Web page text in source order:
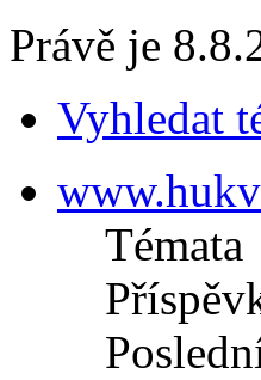
Právě je
Vyhledat
Témata